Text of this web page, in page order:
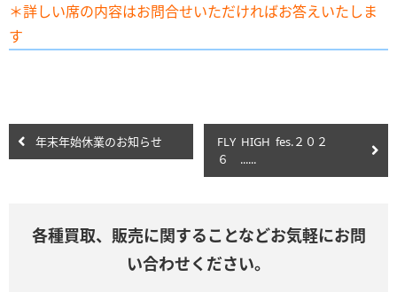
＊詳しい席の内容はお問合せいただければお答えいたしま
す
年末年始休業のお知らせ
FLY HIGH fes.２０２
６ ......
各種買取、販売に関することなどお気軽にお問
い合わせください。